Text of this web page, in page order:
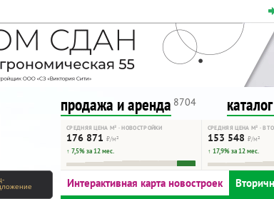
- только нормальная.
ресурсу, как
продажа и аренда 8704
СРЕДНЯЯ ЦЕНА М² · НОВОСТРОЙКИ
176 871 ₽/м²
↑ 7,5% за 12 мес.
СРЕДНЯЯ ЦЕНА М² ·
153 548 ₽/м²
↑ 17,9% за 12 мес.
Интерактивная карта новостроек